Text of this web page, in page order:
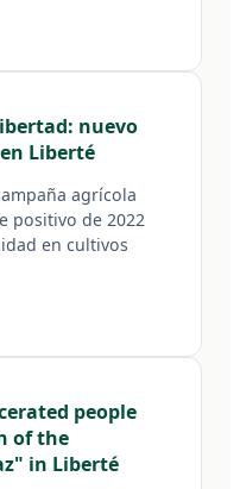
nuevo
Liberté
agrícola
positivo de 2022
en cultivos
people
of the
in Liberté